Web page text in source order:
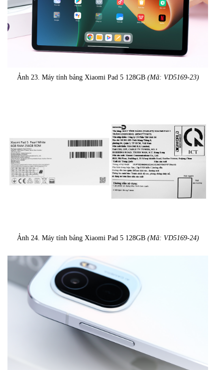
Ảnh 23. Máy tính bảng Xiaomi Pad 5 128GB (Mã: VD5169-23)
Ảnh 24. Máy tính bảng Xiaomi Pad 5 128GB (Mã: VD5169-24)